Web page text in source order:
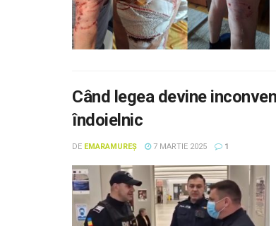
Când legea devine
îndoielnic
DE EMARAMUREȘ 7 MARTIE 2025 1